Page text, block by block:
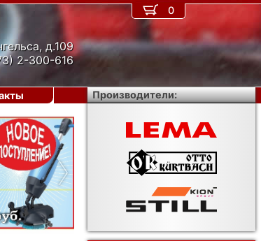
д.109
2-300-616
›
0
Производители: